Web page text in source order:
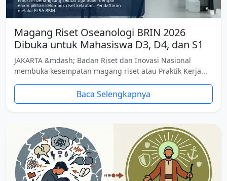
Magang Riset Oseanologi BRIN 2026
Dibuka untuk Mahasiswa D3, D4, dan S1
JAKARTA &mdash; Badan Riset dan Inovasi Nasional
membuka kesempatan magang riset atau Praktik Kerja...
Baca Selengkapnya